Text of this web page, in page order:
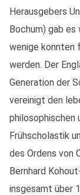
Herausgebers
Bochum) gab
wenige konnten
werden. Der
Generation der
vereinigt den
philosophischen
Frühscholastik
des Ordens von
Bernhard
insgesamt über